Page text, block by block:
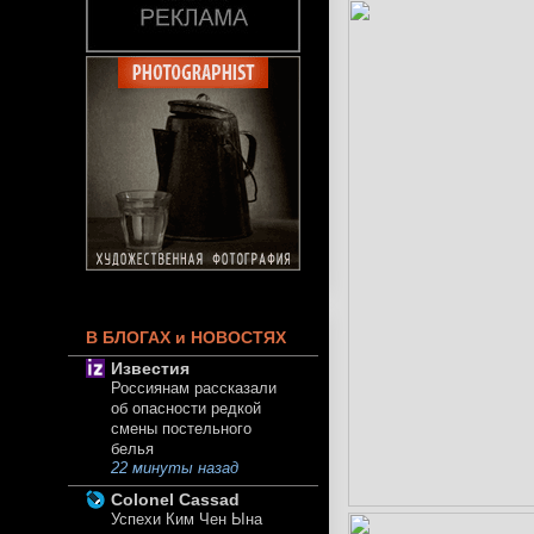
В БЛОГАХ и НОВОСТЯХ
Известия
Россиянам рассказали
об опасности редкой
смены постельного
белья
22 минуты назад
Colonel Cassad
Успехи Ким Чен Ына